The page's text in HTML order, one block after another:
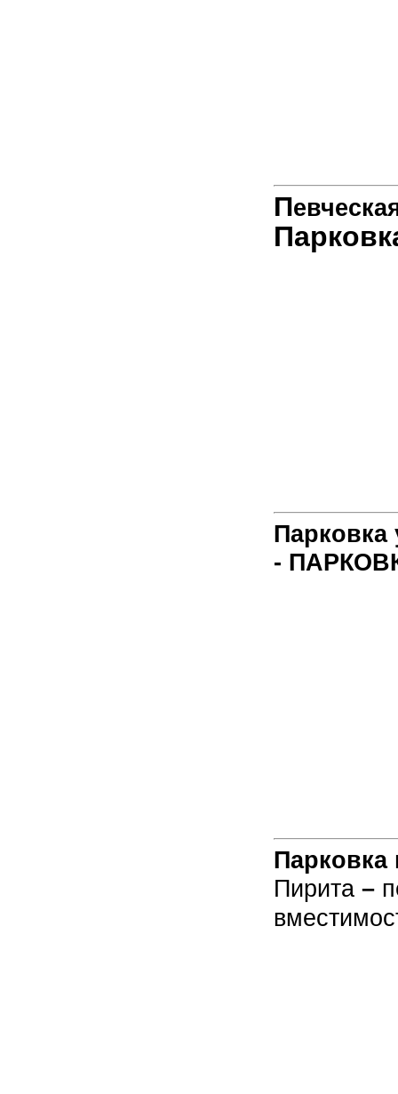
Пе
Парковка
-
Пирита –